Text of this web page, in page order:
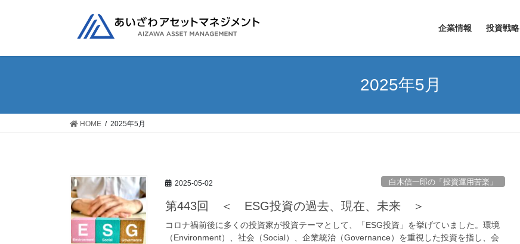
企業情報 投資戦略
2025年5月
HOME 2025年5月
2025-05-02 白木信一郎の「投資運用苦楽」
第443回 ＜ ESG投資の過去、現在、未来 ＞
コロナ禍前後に多くの投資家が投資テーマとして、「ESG投資」を挙げていました。環境
（Environment）、社会（Social）、企業統治（Governance）を重視した投資を指し、会